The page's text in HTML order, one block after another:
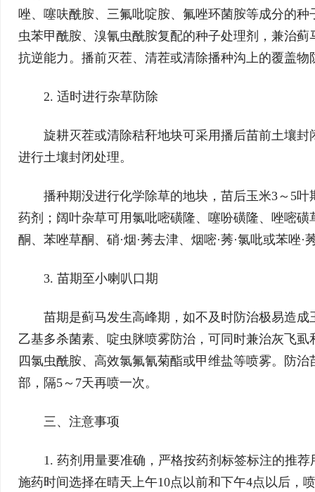
唑、噻呋酰胺、三氟吡啶胺、氟唑环菌胺等成分的
虫苯甲酰胺、溴氰虫酰胺复配的种子处理剂，兼治
抗逆能力。播前灭茬、清茬或清除播种沟上的覆盖
2. 适时进行杂草防除
旋耕灭茬或清除秸秆地块可采用播后苗前土壤
进行土壤封闭处理。
播种期没进行化学除草的地块，苗后玉米3～5
药剂；阔叶杂草可用氯吡嘧磺隆、噻吩磺隆、唑嘧
酮、苯唑草酮、硝·烟·莠去津、烟嘧·莠·氯吡或苯唑·
3. 苗期至小喇叭口期
苗期是蓟马发生高峰期，如不及时防治极易造
乙基多杀菌素、啶虫脒喷雾防治，可同时兼治灰飞
四氯虫酰胺、高效氯氟氰菊酯或甲维盐等喷雾。防
部，隔5～7天再喷一次。
三、注意事项
1. 药剂用量要准确，严格按药剂标签标注的推
施药时间选择在晴天上午10点以前和下午4点以后，